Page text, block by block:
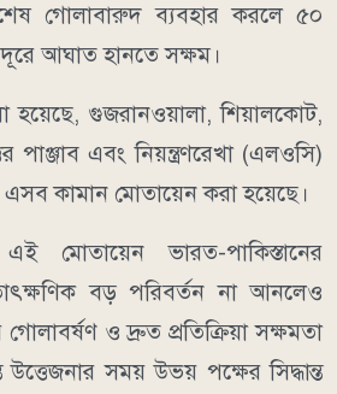
গোলাবারুদ ব্যবহার করলে ৫০
আঘাত হানতে সক্ষম।
হয়েছে, গুজরানওয়ালা, শিয়ালকোট,
পাঞ্জাব এবং নিয়ন্ত্রণরেখা (এলওসি)
এসব কামান মোতায়েন করা হয়েছে।
মোতায়েন ভারত-পাকিস্তানের
বড় পরিবর্তন না আনলেও
গোলাবর্ষণ ও দ্রুত প্রতিক্রিয়া সক্ষমতা
উত্তেজনার সময় উভয় পক্ষের সিদ্ধান্ত